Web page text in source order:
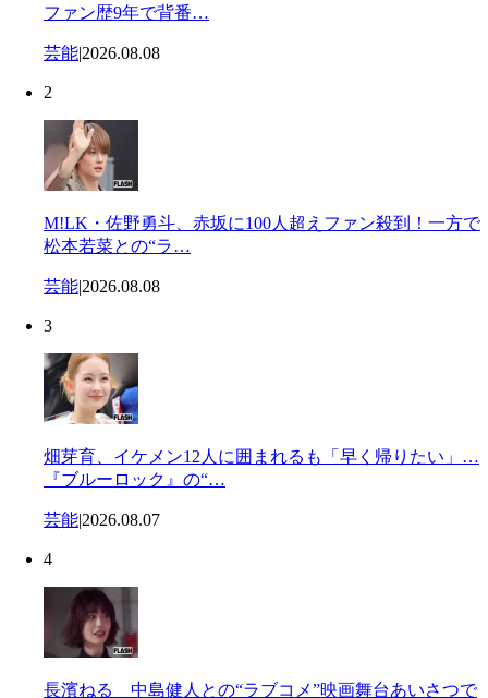
ファン歴9年で背番…
芸能|2026.08.08
2
M!LK・佐野勇斗、赤坂に100人超えファン殺到！一方で
松本若菜との“ラ…
芸能|2026.08.08
3
畑芽育、イケメン12人に囲まれるも「早く帰りたい」…
『ブルーロック』の“…
芸能|2026.08.07
4
長濱ねる 中島健人との“ラブコメ”映画舞台あいさつで